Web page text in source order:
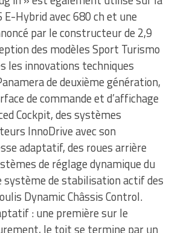
E-Hybrid avec 680 ch et une
par le constructeur de 2,9
des modèles Sport Turismo
les innovations techniques
de deuxième génération,
de commande et d’affichage
Cockpit, des systèmes
InnoDrive avec son
adaptatif, des roues arrière
de réglage dynamique du
système de stabilisation actif des
Dynamic Châssis Control.
: une première sur le
le toit se termine par un